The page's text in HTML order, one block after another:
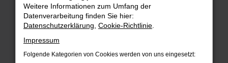
Ulm
Qualität für Ulm
Weitere Informationen zum Umfang der
Datenverarbeitung finden Sie hier:
Datenschutzerklärung Cookie-Richtlinie
Impressum
Folgende Kategorien von Cookies werden von uns eingesetzt: